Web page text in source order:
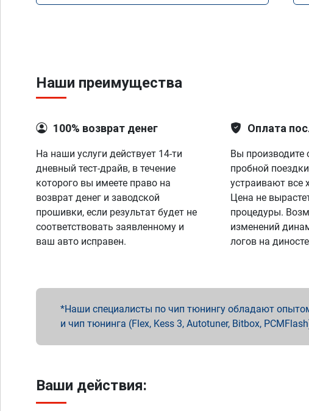
Наши преимущества
100% возврат денег
На наши услуги действует 14-ти
дневный тест-драйв, в течение
которого вы имеете право на
возврат денег и заводской
прошивки, если результат будет не
соответствовать заявленному и
ваш авто исправен.
Оплата
Вы производите
пробной
устраивают все
Цена не
процедуры.
изменений
логов на
Наши специалисты по чип тюнингу обладают
и чип тюнинга (Flex, Kess 3, Autotuner, Bitbox,
Ваши действия: